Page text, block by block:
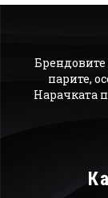
Брендовите
парите,
Нарачката